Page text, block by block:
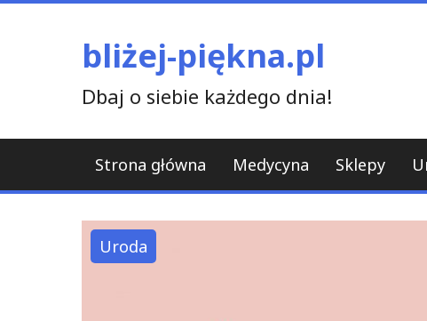
bliżej-piękna.pl
Dbaj o siebie każdego dnia!
Strona główna Medycyna Sklepy
Uroda